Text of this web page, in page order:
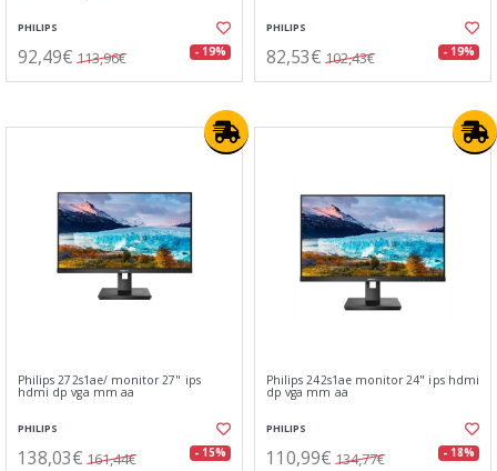
PHILIPS
92,49€ 113,96€ - 19%
PHILIPS
82,53€ 102,43€ - 19%
Philips 272s1ae/ monitor 27" ips
hdmi dp vga mm aa
PHILIPS
138,03€ 161,44€ - 15%
Philips 242s1ae monitor 24" ips hdmi
dp vga mm aa
PHILIPS
110,99€ 134,77€ - 18%